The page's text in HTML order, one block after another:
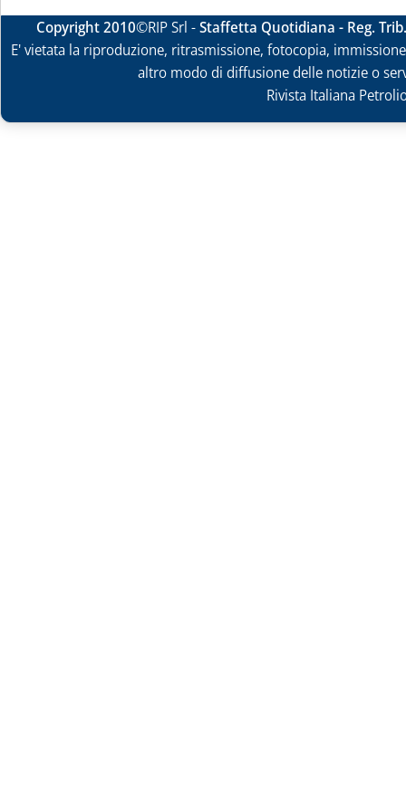
Copyright 2010©RIP Srl -Staffetta Quotidiana - Reg.
E' vietata la riproduzione, ritrasmissione, fotocopia,
altro modo di diffusione delle notizie o
Rivista Italiana